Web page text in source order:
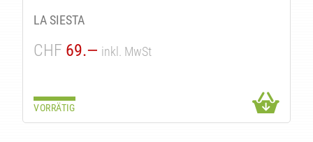
LA SIESTA
CHF 69.— inkl. MwSt
VORRÄTIG